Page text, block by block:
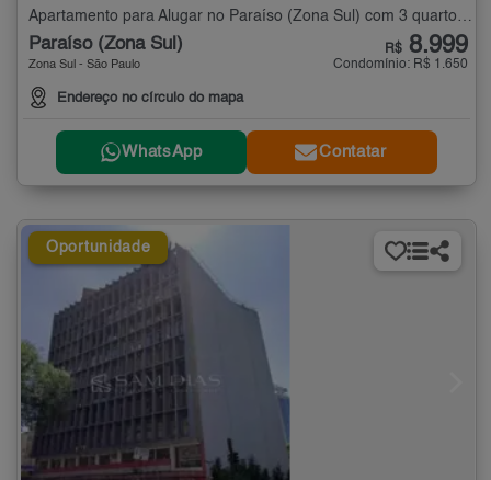
Apartamento para Alugar no Paraíso (Zona Sul) com 3 quartos - 105 m²
Paraíso (Zona Sul)
Zona Sul - São Paulo
Endereço no círculo do mapa
R$ 8.999
Condomínio: R$ 1.650
WhatsApp Contatar
Oportunidade